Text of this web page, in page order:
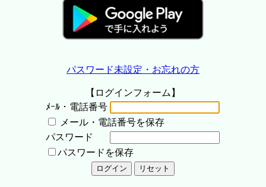
パスワード未設定・お忘れの方
【ログインフォーム】
ﾒｰﾙ・電話番号
メール・電話番号を保存
パスワード
パスワードを保存